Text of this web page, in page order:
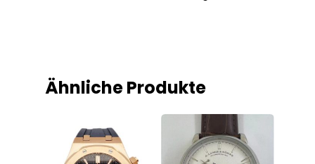
Ähnliche Produkte